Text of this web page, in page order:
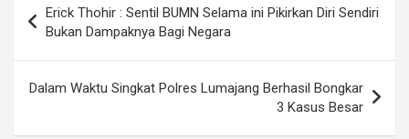
pos
Erick Thohir : Sentil BUMN Selama ini Pikirkan Diri Sendiri
Bukan Dampaknya Bagi Negara
Dalam Waktu Singkat Polres Lumajang Berhasil Bongkar
3 Kasus Besar